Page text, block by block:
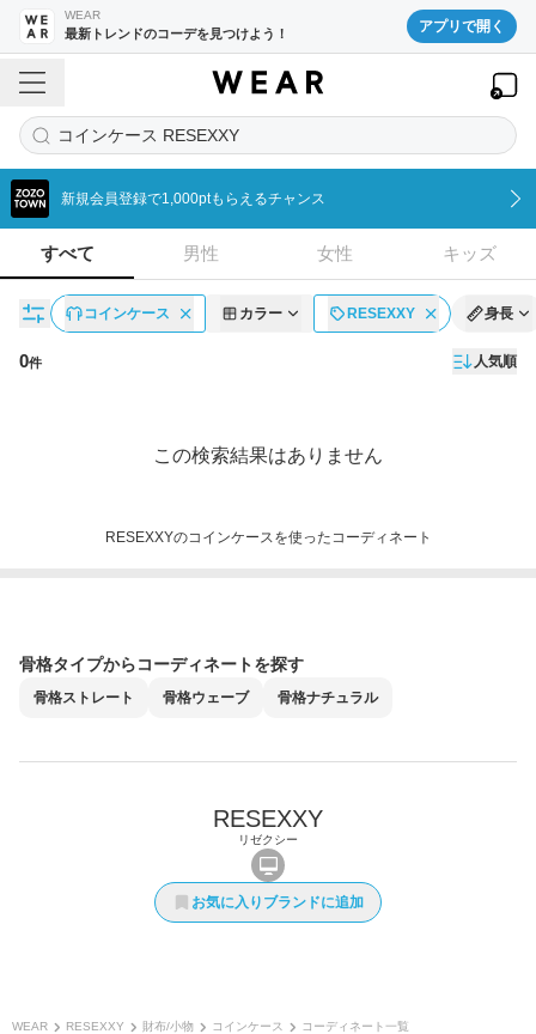
WEAR
最新トレンドのコーデを見つけよう！ アプリで開く
コインケース RESEXXY
新規会員登録で1,000ptもらえるチャンス
すべて 男性 女性 キッズ
コインケース カラー RESEXXY 身長
0件 人気順
この検索結果はありません
RESEXXYのコインケースを使ったコーディネート
骨格タイプからコーディネートを探す
骨格ストレート 骨格ウェーブ 骨格ナチュラル
RESEXXY
リゼクシー
お気に入りブランドに追加
WEAR RESEXXY 財布/小物 コインケース コーディネート一覧